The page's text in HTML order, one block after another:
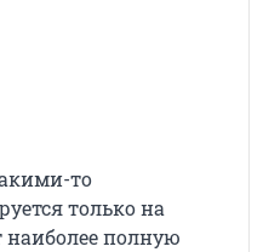
то
только на
наиболее полную